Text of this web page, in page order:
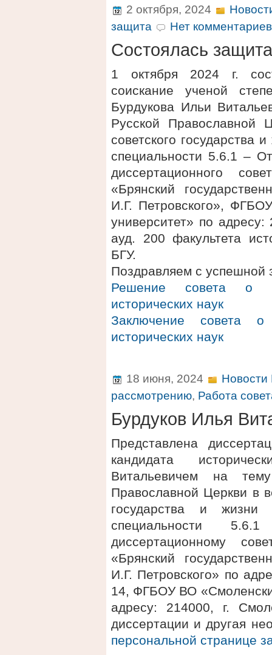
2 октября, 2024
защита
Нет
Состоялась защита
1 октября 2024 г.
соискание ученой
Бурдукова Ильи
Русской Православной
советского государства
специальности 5.6.1 –
диссертационного
«Брянский
И.Г. Петровского»,
университет» по
ауд. 200 факультета
БГУ.
Поздравляем с успешной
Решение совета о
исторических наук
Заключение совета о
исторических наук
18 июня, 2024
Новости
рассмотрению, Работа
Бурдуков Илья
Представлена
кандидата
Витальевичем на
Православной Церкви в
государства и
специальности
диссертационному
«Брянский
И.Г. Петровского» по
14, ФГБОУ ВО
адресу: 214000, г.
диссертации и другая
персональной странице